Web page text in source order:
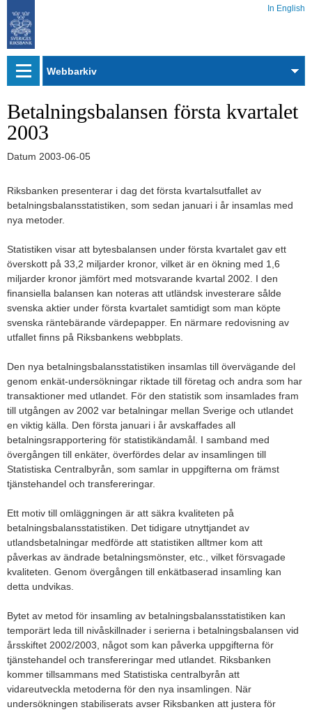
In English
Webbarkiv
Betalningsbalansen första kvartalet
2003
Datum 2003-06-05
Riksbanken presenterar i dag det första kvartalsutfallet av
betalningsbalansstatistiken, som sedan januari i år insamlas med
nya metoder.
Statistiken visar att bytesbalansen under första kvartalet gav ett
överskott på 33,2 miljarder kronor, vilket är en ökning med 1,6
miljarder kronor jämfört med motsvarande kvartal 2002. I den
finansiella balansen kan noteras att utländsk investerare sålde
svenska aktier under första kvartalet samtidigt som man köpte
svenska räntebärande värdepapper. En närmare redovisning av
utfallet finns på Riksbankens webbplats.
Den nya betalningsbalansstatistiken insamlas till övervägande del
genom enkät-undersökningar riktade till företag och andra som har
transaktioner med utlandet. För den statistik som insamlades fram
till utgången av 2002 var betalningar mellan Sverige och utlandet
en viktig källa. Den första januari i år avskaffades all
betalningsrapportering för statistikändamål. I samband med
övergången till enkäter, överfördes delar av insamlingen till
Statistiska Centralbyrån, som samlar in uppgifterna om främst
tjänstehandel och transfereringar.
Ett motiv till omläggningen är att säkra kvaliteten på
betalningsbalansstatistiken. Det tidigare utnyttjandet av
utlandsbetalningar medförde att statistiken alltmer kom att
påverkas av ändrade betalningsmönster, etc., vilket försvagade
kvaliteten. Genom övergången till enkätbaserad insamling kan
detta undvikas.
Bytet av metod för insamling av betalningsbalansstatistiken kan
temporärt leda till nivåskillnader i serierna i betalningsbalansen vid
årsskiftet 2002/2003, något som kan påverka uppgifterna för
tjänstehandel och transfereringar med utlandet. Riksbanken
kommer tillsammans med Statistiska centralbyrån att
vidareutveckla metoderna för den nya insamlingen. När
undersökningen stabiliserats avser Riksbanken att justera för